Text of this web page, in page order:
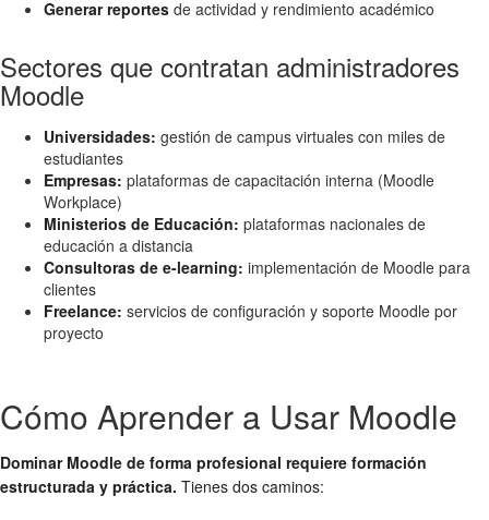
Generar reportes de actividad y rendimiento académico
Sectores que contratan administradores
Moodle
Universidades: gestión de campus virtuales con miles de
estudiantes
Empresas: plataformas de capacitación interna (Moodle
Workplace)
Ministerios de Educación: plataformas nacionales de
educación a distancia
Consultoras de e-learning: implementación de Moodle para
clientes
Freelance: servicios de configuración y soporte Moodle por
proyecto
Cómo Aprender a Usar Moodle
Dominar Moodle de forma profesional requiere formación
estructurada y práctica. Tienes dos caminos: